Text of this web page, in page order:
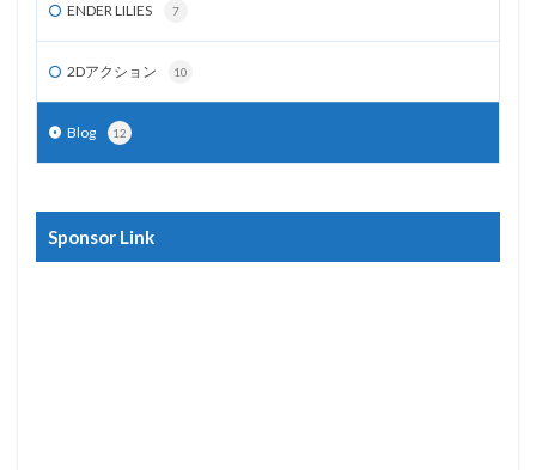
ENDER LILIES 7
2Dアクション 10
Blog 12
Sponsor Link